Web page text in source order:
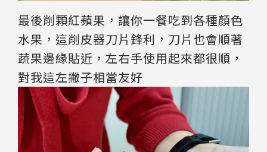
最後削顆紅蘋果，讓你一餐吃到各種顏色
水果，這削皮器刀片鋒利，刀片也會順著
蔬果邊緣貼近，左右手使用起來都很順，
對我這左撇子相當友好